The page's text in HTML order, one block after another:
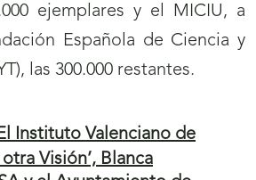
ejemplares y el MICIU, a
Española de Ciencia y
las 300.000 restantes.
Instituto Valenciano de
Visión’, Blanca